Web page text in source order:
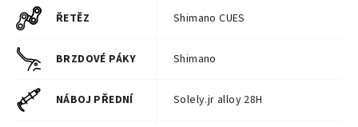
ŘETĚZ Shimano CUES
BRZDOVÉ PÁKY Shimano
NÁBOJ PŘEDNÍ Solely.jr alloy 28H